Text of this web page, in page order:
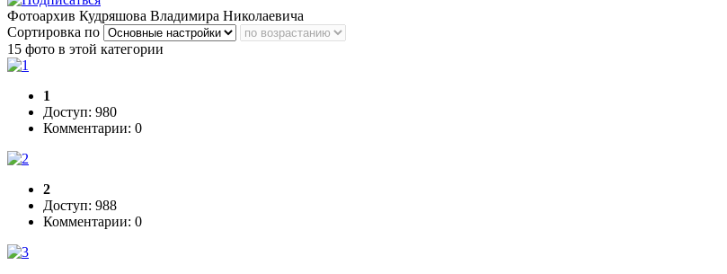
Фотоархив Кудряшова Владимира Николаевича
Сортировка по
15 фото в этой категории
1
Доступ: 980
Комментарии: 0
2
Доступ: 988
Комментарии: 0